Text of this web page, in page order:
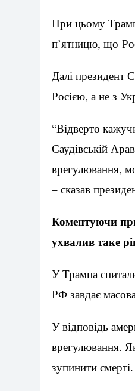
При цьому
п’ятницю, що
Далі президент
Росією, а не з
“Відверто
Саудівській
врегулювання,
– сказав
Коментуючи
ухвалив таке
У Трампа
РФ завдає
У відповідь
врегулювання.
зупинити